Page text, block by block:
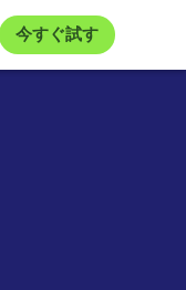
今すぐ試す